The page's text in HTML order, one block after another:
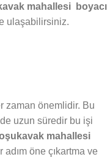
mahallesi boyacı
ulaşabilirsiniz.
zaman önemlidir. Bu
uzun süredir bu işi
mahallesi
öne çıkartma ve